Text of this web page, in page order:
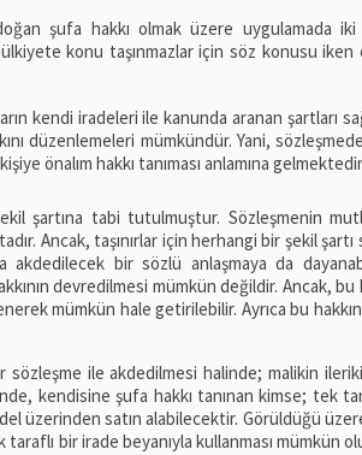
şufa hakkı olmak üzere uygulamada iki
konu taşınmazlar için söz konusu
kendi iradeleri ile kanunda aranan şartları
düzenlemeleri mümkündür. Yani,
önalım hakkı tanıması anlamına
şartına tabi tutulmuştur. Sözleşmenin
Ancak, taşınırlar için herhangi bir şekil
akdedilecek bir sözlü anlaşmaya da
devredilmesi mümkün değildir. Ancak,
mümkün hale getirilebilir. Ayrıca bu
sözleşme ile akdedilmesi halinde; malikin
kendisine şufa hakkı tanınan kimse; tek
üzerinden satın alabilecektir. Görüldüğü
taraflı bir irade beyanıyla kullanması mümkün